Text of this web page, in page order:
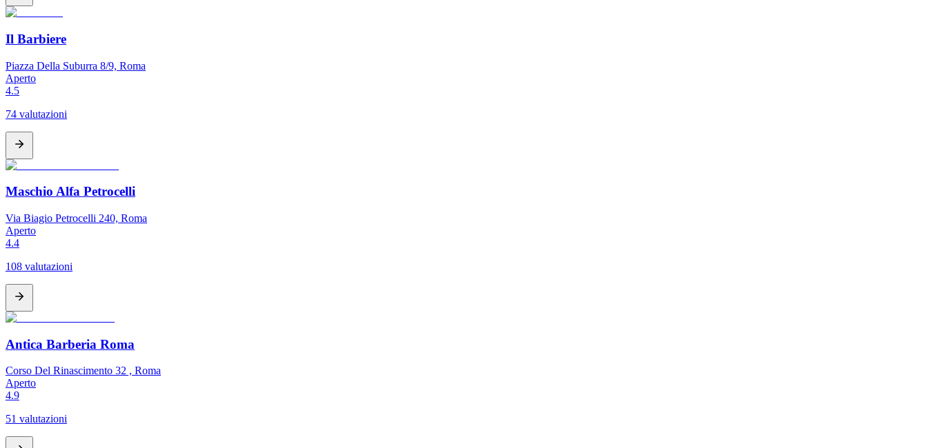
Il Barbiere
Piazza Della Suburra 8/9, Roma
Aperto
4.5
74 valutazioni
Maschio Alfa Petrocelli
Via Biagio Petrocelli 240, Roma
Aperto
4.4
108 valutazioni
Antica Barberia Roma
Corso Del Rinascimento 32 , Roma
Aperto
4.9
51 valutazioni